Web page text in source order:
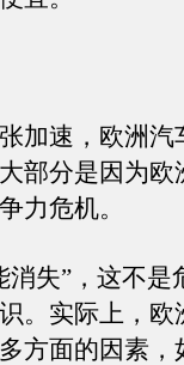
速，欧洲汽
部分是因为欧
力危机。
失”，这不是
。实际上，欧
方面的因素，